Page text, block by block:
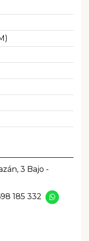
3 Bajo -
185 332